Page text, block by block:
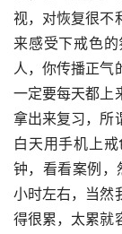
视，对恢复很不
来感受下戒色
人，你传播正气
一定要每天都上
拿出来复习，所
白天用手机上
钟，看看案例，
小时左右，当然
得很累，太累就